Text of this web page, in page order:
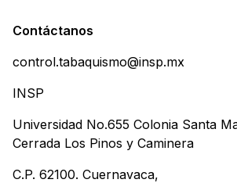
Contáctanos
control.tabaquismo@insp.mx
INSP
Universidad No.655 Colonia Santa
Cerrada Los Pinos y Caminera
C.P. 62100. Cuernavaca,